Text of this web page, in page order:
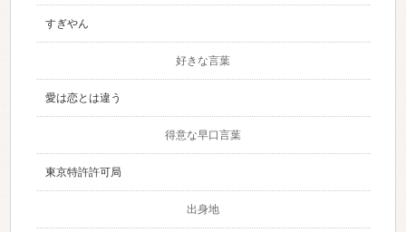
すぎやん
好きな言葉
愛は恋とは違う
得意な早口言葉
東京特許許可局
出身地